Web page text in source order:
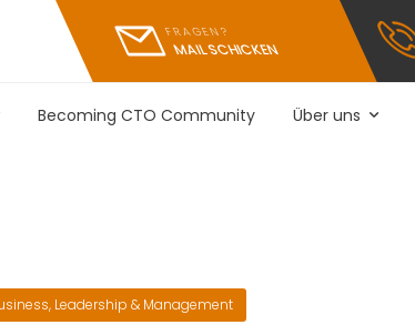
FRAGEN?
MAIL SCHICKEN
Becoming CTO Community Über uns
, Leadership & Management